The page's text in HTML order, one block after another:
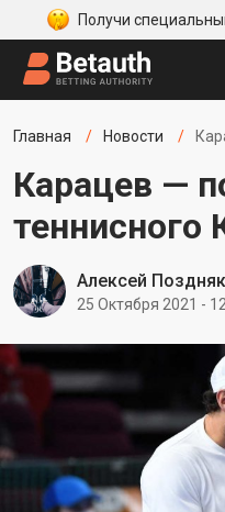
Получи
Главная Новости
Карацев —
теннисного
Алексей
25 Октября 2021 -